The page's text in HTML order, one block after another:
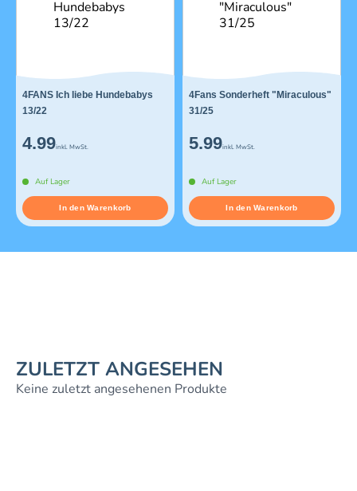
4FANS Ich liebe Hundebabys
13/22
4.99inkl. MwSt.
Auf Lager
In den Warenkorb
4Fans Sonderheft "Miraculous"
31/25
5.99inkl. MwSt.
Auf Lager
In den Warenkorb
ZULETZT ANGESEHEN
Keine zuletzt angesehenen Produkte